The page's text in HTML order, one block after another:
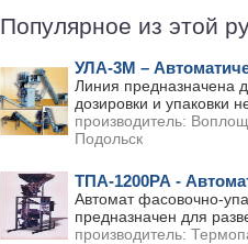
Популярное из этой
УЛА-3М –
Линия предназначена
дозировки и упаковки
производитель:
Подольск
ТПА-1200РА -
Автомат фасовочно-
предназначен для
производитель: